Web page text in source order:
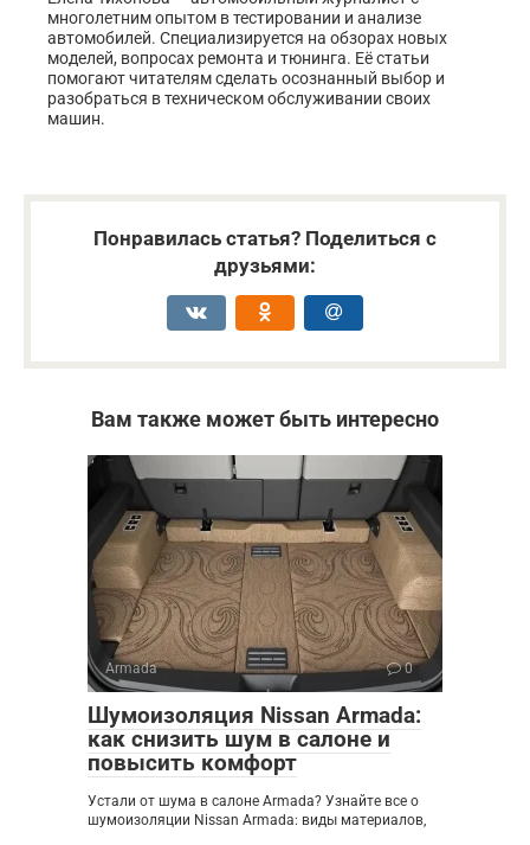
многолетним опытом в тестировании и анализе
автомобилей. Специализируется на обзорах новых
моделей, вопросах ремонта и тюнинга. Её статьи
помогают читателям сделать осознанный выбор и
разобраться в техническом обслуживании своих
машин.
Понравилась статья? Поделиться с
друзьями:
Вам также может быть интересно
Armada 0
Шумоизоляция Nissan Armada:
как снизить шум в салоне и
повысить комфорт
Устали от шума в салоне Armada? Узнайте все о
шумоизоляции Nissan Armada: виды материалов,